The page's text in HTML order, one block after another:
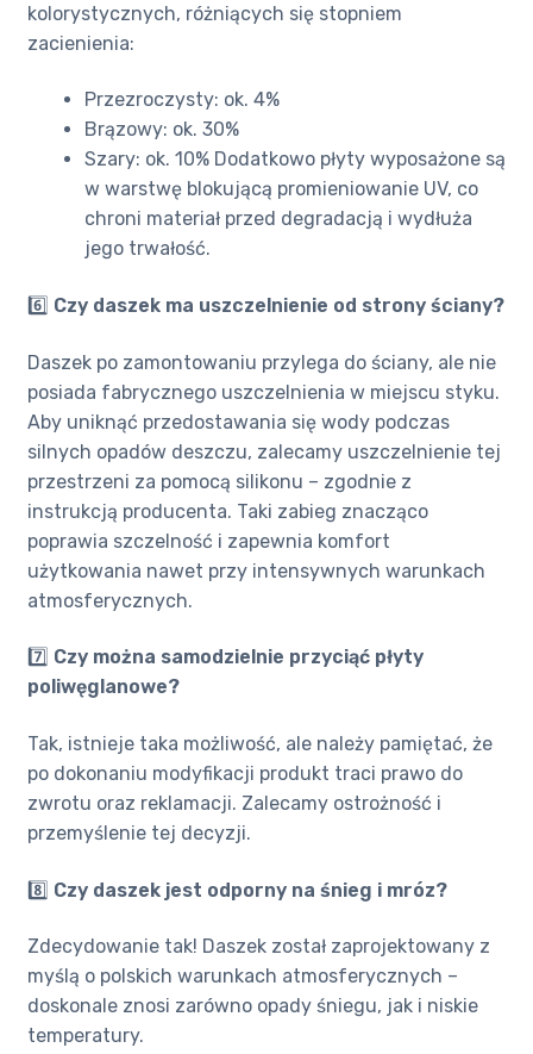
kolorystycznych, różniących się stopniem
zacienienia:
Przezroczysty: ok. 4%
Brązowy: ok. 30%
Szary: ok. 10% Dodatkowo płyty wyposażone są
w warstwę blokującą promieniowanie UV, co
chroni materiał przed degradacją i wydłuża
jego trwałość.
6️⃣ Czy daszek ma uszczelnienie od strony ściany?
Daszek po zamontowaniu przylega do ściany, ale nie
posiada fabrycznego uszczelnienia w miejscu styku.
Aby uniknąć przedostawania się wody podczas
silnych opadów deszczu, zalecamy uszczelnienie tej
przestrzeni za pomocą silikonu – zgodnie z
instrukcją producenta. Taki zabieg znacząco
poprawia szczelność i zapewnia komfort
użytkowania nawet przy intensywnych warunkach
atmosferycznych.
7️⃣ Czy można samodzielnie przyciąć płyty
poliwęglanowe?
Tak, istnieje taka możliwość, ale należy pamiętać, że
po dokonaniu modyfikacji produkt traci prawo do
zwrotu oraz reklamacji. Zalecamy ostrożność i
przemyślenie tej decyzji.
8️⃣ Czy daszek jest odporny na śnieg i mróz?
Zdecydowanie tak! Daszek został zaprojektowany z
myślą o polskich warunkach atmosferycznych –
doskonale znosi zarówno opady śniegu, jak i niskie
temperatury.